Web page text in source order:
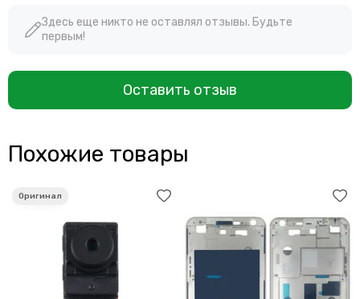
Здесь еще никто не оставлял отзывы. Будьте
первым!
Оставить отзыв
Похожие товары